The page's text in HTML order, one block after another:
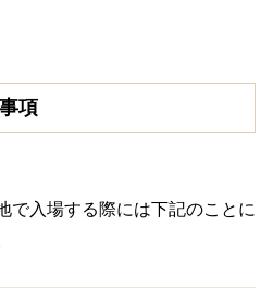
項
で入場する際には下記のことに